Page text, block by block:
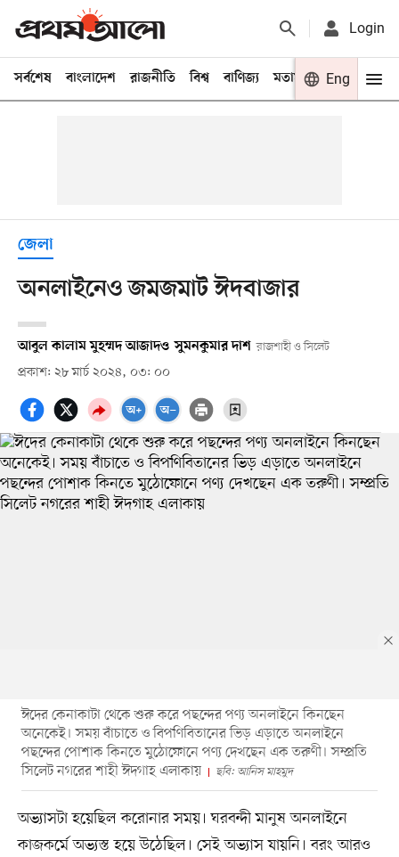
Login
সর্বশেষ বাংলাদেশ রাজনীতি বিশ্ব বাণিজ্য মতামত খেলা
Eng
জেলা
অনলাইনেও জমজমাট ঈদবাজার
আবুল কালাম মুহম্মদ আজাদও সুমনকুমার দাশ রাজশাহী ও সিলেট
প্রকাশ: ২৮ মার্চ ২০২৪, ০৩: ০০
ঈদের কেনাকাটা থেকে শুরু করে পছন্দের পণ্য অনলাইনে কিনছেন
অনেকেই। সময় বাঁচাতে ও বিপণিবিতানের ভিড় এড়াতে অনলাইনে
পছন্দের পোশাক কিনতে মুঠোফোনে পণ্য দেখছেন এক তরুণী। সম্প্রতি
সিলেট নগরের শাহী ঈদগাহ এলাকায়
ছবি: আনিস মাহমুদ
অভ্যাসটা হয়েছিল করোনার সময়। ঘরবন্দী মানুষ অনলাইনে
কাজকর্মে অভ্যস্ত হয়ে উঠেছিল। সেই অভ্যাস যায়নি। বরং আরও